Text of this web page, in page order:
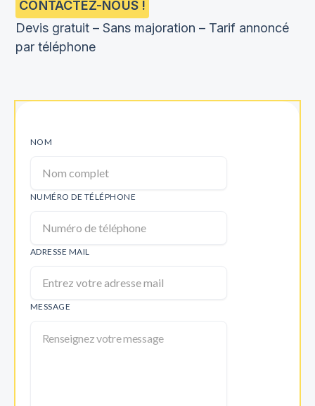
CONTACTEZ-NOUS !
Devis gratuit – Sans majoration – Tarif annoncé
par téléphone
NOM
NUMÉRO DE TÉLÉPHONE
ADRESSE MAIL
MESSAGE